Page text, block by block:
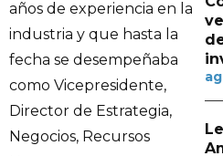
años de experiencia en la
industria y que hasta la
fecha se desempeñaba
como Vicepresidente,
Director de Estrategia,
Negocios, Recursos